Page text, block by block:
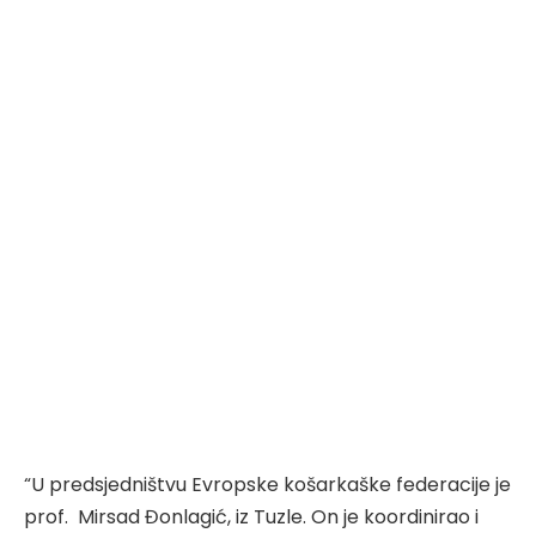
“U predsjedništvu Evropske košarkaške federacije je
prof. Mirsad Đonlagić, iz Tuzle. On je koordinirao i